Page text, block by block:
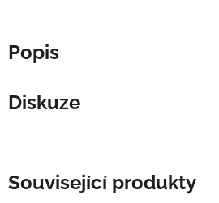
Popis
Diskuze
Související produkty